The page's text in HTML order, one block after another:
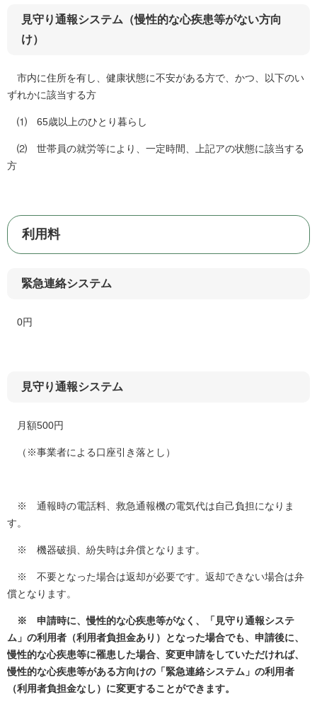
見守り通報システム（慢性的な心疾患等がない方向
け）
市内に住所を有し、健康状態に不安がある方で、かつ、以下のい
ずれかに該当する方
⑴ 65歳以上のひとり暮らし
⑵ 世帯員の就労等により、一定時間、上記アの状態に該当する
方
利用料
緊急連絡システム
0円
見守り通報システム
月額500円
（※事業者による口座引き落とし）
※ 通報時の電話料、救急通報機の電気代は自己負担になりま
す。
※ 機器破損、紛失時は弁償となります。
※ 不要となった場合は返却が必要です。返却できない場合は弁
償となります。
※ 申請時に、慢性的な心疾患等がなく、「見守り通報システ
ム」の利用者（利用者負担金あり）となった場合でも、申請後に、
慢性的な心疾患等に罹患した場合、変更申請をしていただければ、
慢性的な心疾患等がある方向けの「緊急連絡システム」の利用者
（利用者負担金なし）に変更することができます。